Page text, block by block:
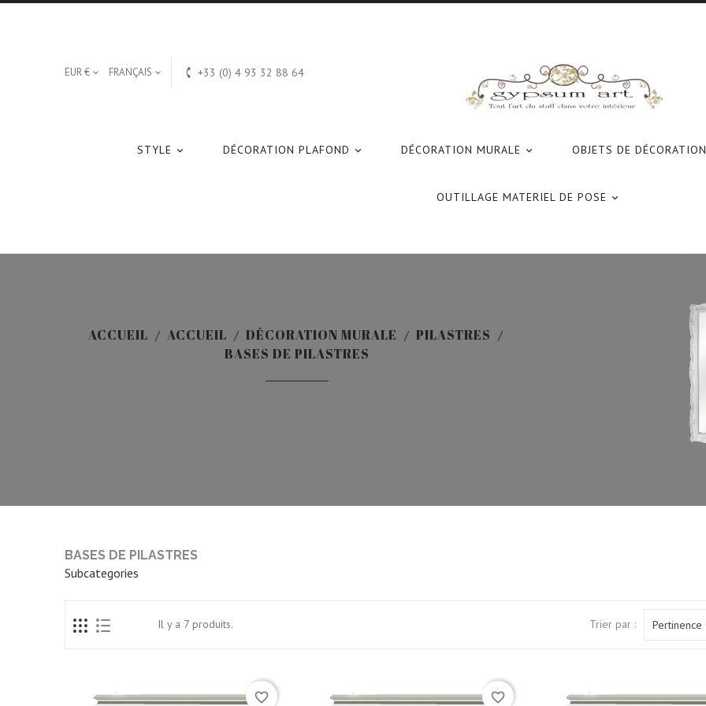
EUR €  FRANÇAIS   +33 (0) 4 93 32 88 64

STYLE 
DÉCORATION PLAFOND 
DÉCORATION MURALE OBJETS DE DÉCORATION

OUTILLAGE MATERIEL DE POSE
ACCUEIL ACCUEIL DÉCORATION MURALE
PILASTRES
BASES DE PILASTRES
BASES DE PILASTRES
Subcategories
Il y a 7 produits. Trier par : Pertinence
favorite_border favorite_border